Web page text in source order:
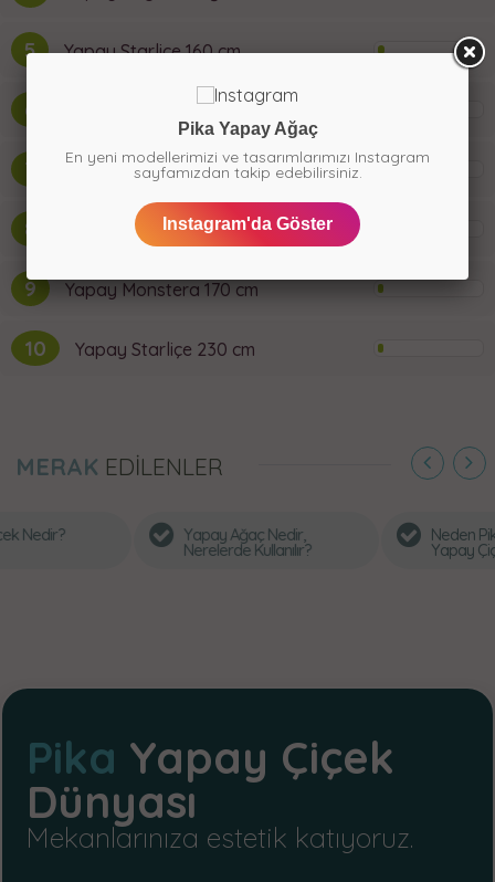
5 Yapay Starliçe 160 cm
6 Yapay Bambu Ağacı 180 cm
7 Yapay Top Kaktüs 28 cm
8 Yapay Starliçe 180 cm
9 Yapay Monstera 170 cm
10 Yapay Starliçe 230 cm
MERAK EDİLENLER
Yapay Ağaç Nedir,
Nerelerde Kullanılır?
Neden Pika Çiçek’ten
Yapay Çiçek Almalısınız?
Pika Yapay Çiçek
Dünyası
Mekanlarınıza estetik katıyoruz.
Pika Yapay Ağaç
En yeni modellerimizi ve tasarımlarımızı Instagram
sayfamızdan takip edebilirsiniz.
Instagram'da Göster